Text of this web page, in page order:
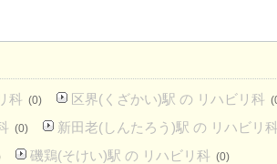
科 (0) 区界(くざかい)駅 の リハビリ科
(0)
新田老(しんたろう)駅 の リハビリ
磯鶏(そけい)駅 の リハビリ科 (0)